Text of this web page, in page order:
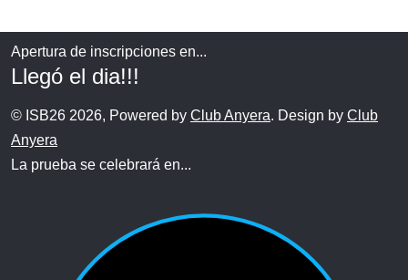
Apertura de inscripciones en...
Llegó el dia!!!
© ISB26 2026, Powered by Club Anyera. Design by Club
Anyera
La prueba se celebrará en...